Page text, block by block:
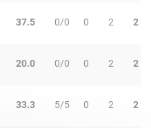
37.5 0/0 0 2 2
20.0 0/0 0 2 2
33.3 5/5 0 2 2